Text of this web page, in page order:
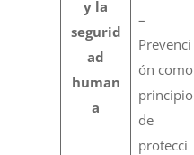
y la
segurid
ad
human
a
–
Prevenci
ón como
principio
de
protecci